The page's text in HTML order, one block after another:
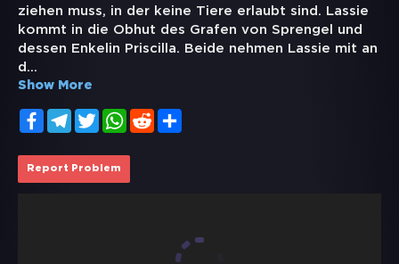
ziehen muss, in der keine Tiere erlaubt sind. Lassie
kommt in die Obhut des Grafen von Sprengel und
dessen Enkelin Priscilla. Beide nehmen Lassie mit an
d ...
Show More
FacebookTelegramTwitterWhatsApp
Reddit
Report Problem